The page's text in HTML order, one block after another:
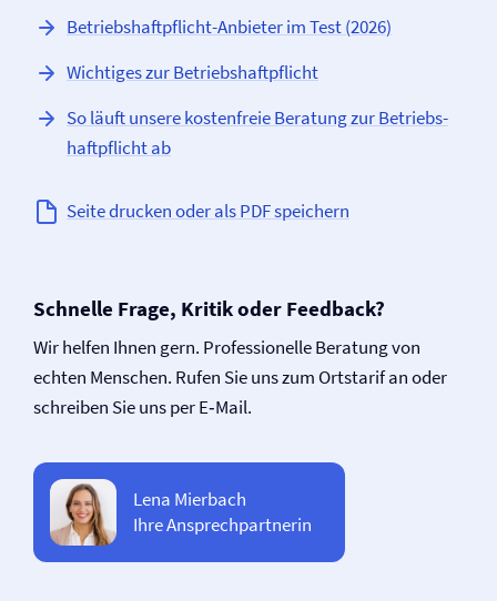
Betriebs­haftpflicht-Anbieter im Test (2026)
Wichtiges zur Betriebs­haftpflicht
So läuft unsere kostenfreie Beratung zur Betriebs­
haftpflicht ab
Seite drucken oder als PDF speichern
Schnelle Frage, Kritik oder Feedback?
Wir helfen Ihnen gern. Professionelle Beratung von
echten Menschen. Rufen Sie uns zum Ortstarif an oder
schreiben Sie uns per E‑Mail.
Lena Mierbach
Ihre Ansprechpartnerin